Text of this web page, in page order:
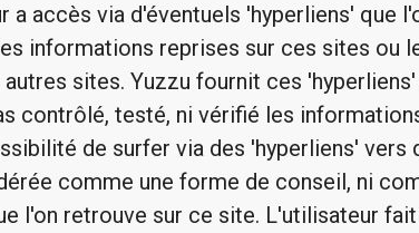
a accès via d'éventuels 'hyperliens' que
informations reprises sur ces sites ou
sites. Yuzzu fournit ces
contrôlé, testé, ni vérifié les
de surfer via des 'hyperliens'
comme une forme de conseil, ni
l'on retrouve sur ce site. L'utilisateur